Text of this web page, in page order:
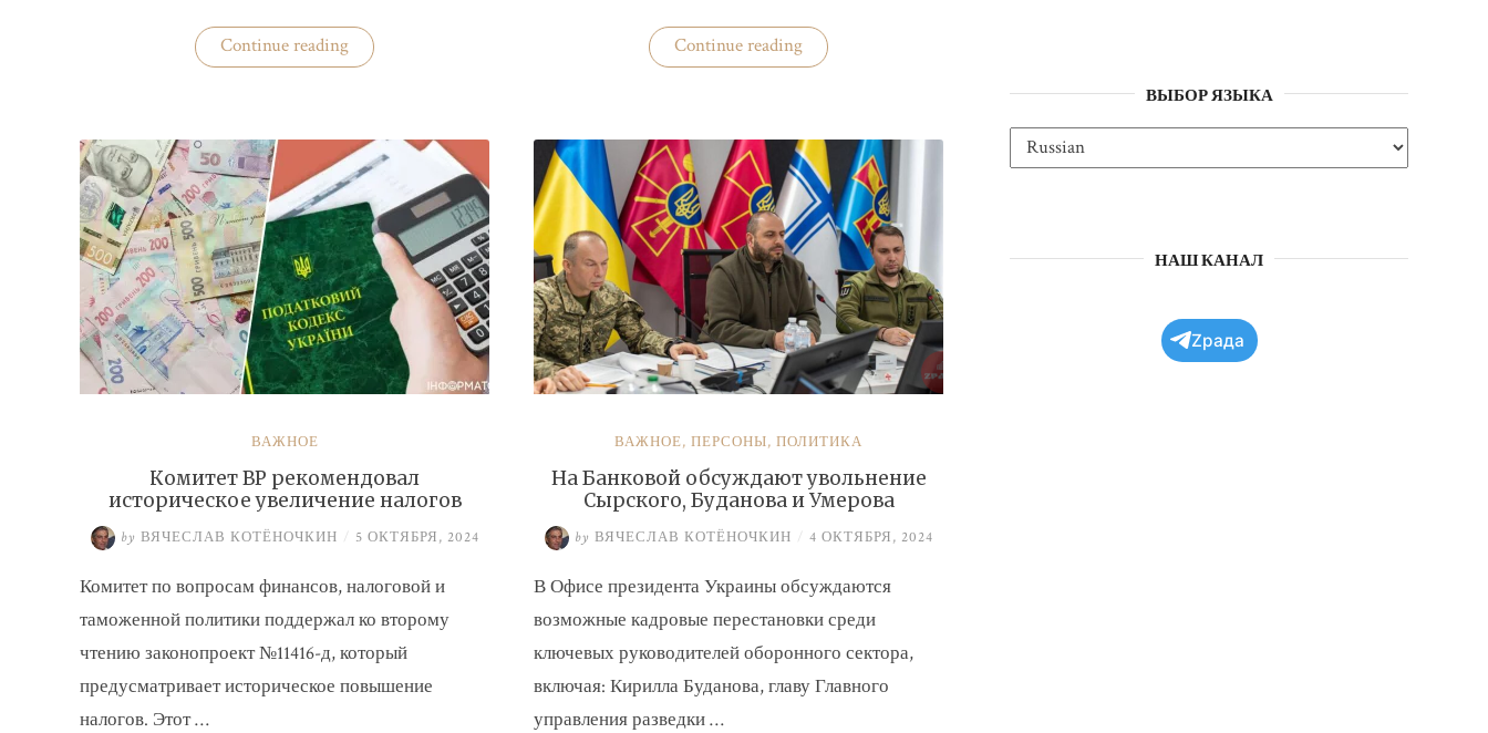
Continue reading«На
Волыни
об
отсрочках
от
мобилизации»
Continue reading«Одесская
чиновница
ВАЖНОЕ
Комитет ВР рекомендовал
историческое увеличение налогов
by ВЯЧЕСЛАВ КОТЁНОЧКИН / 5 ОКТЯБРЯ, 2024
Комитет по вопросам финансов, налоговой и
таможенной политики поддержал ко второму
чтению законопроект №11416-д, который
предусматривает историческое повышение
налогов. Этот …
ВАЖНОЕ, ПЕРСОНЫ, ПОЛИТИКА
На Банковой обсуждают увольнение
Сырского, Буданова и Умерова
by ВЯЧЕСЛАВ КОТЁНОЧКИН / 4 ОКТЯБРЯ, 2024
В Офисе президента Украины обсуждаются
возможные кадровые перестановки среди
ключевых руководителей оборонного сектора,
включая: Кирилла Буданова, главу Главного
управления разведки …
ВЫБОР ЯЗЫКА
НАШ КАНАЛ
Zрада